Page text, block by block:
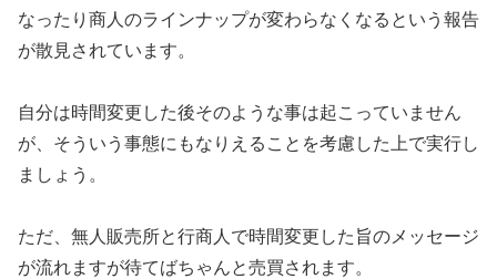
なったり商人のラインナップが変わらなくなるという報告
が散見されています。
自分は時間変更した後そのような事は起こっていません
が、そういう事態にもなりえることを考慮した上で実行し
ましょう。
ただ、無人販売所と行商人で時間変更した旨のメッセージ
が流れますが待てばちゃんと売買されます。